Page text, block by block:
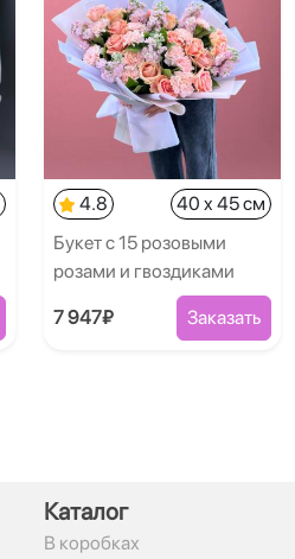
4.8
40 x 45 см
Букет с 15 розовыми
розами и гвоздиками
7 947₽ Заказать
Каталог
В коробках